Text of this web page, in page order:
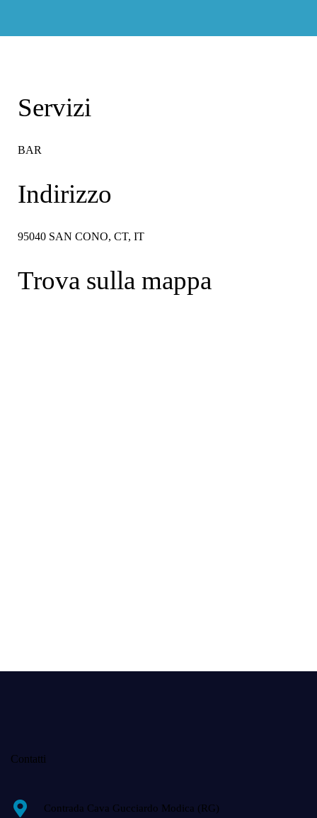
Servizi
BAR
Indirizzo
95040 SAN CONO, CT, IT
Trova sulla mappa
Contatti
Contrada Cava Gucciardo Modica (RG)